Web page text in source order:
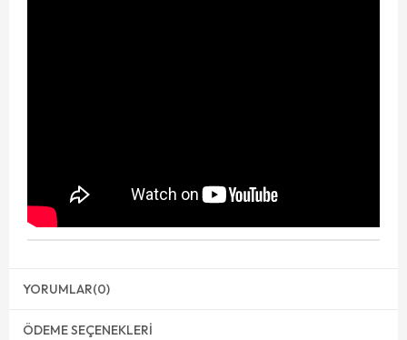
YORUMLAR(0)
ÖDEME SEÇENEKLERI